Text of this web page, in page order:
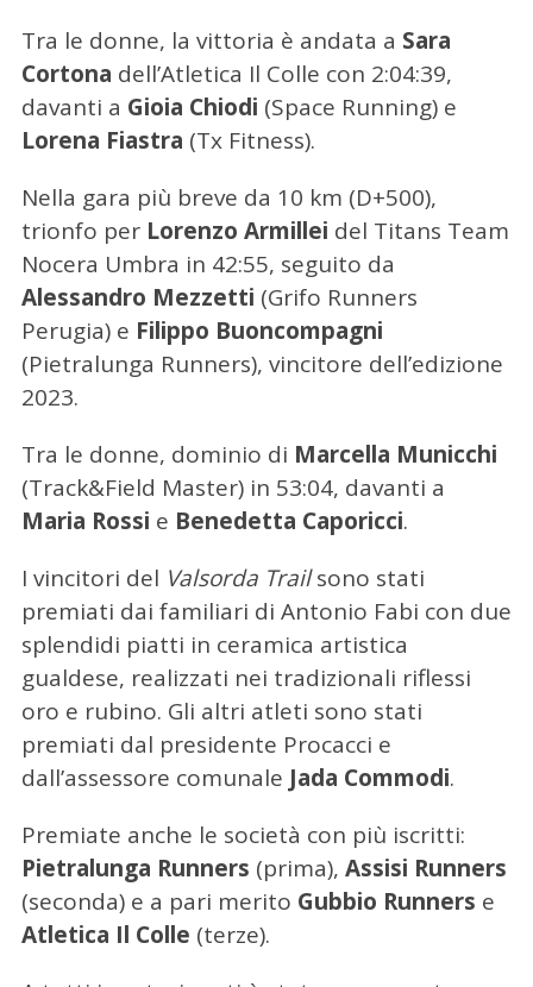
Tra le donne, la vittoria è andata a Sara
Cortona dell’Atletica Il Colle con 2:04:39,
davanti a Gioia Chiodi (Space Running) e
Lorena Fiastra (Tx Fitness).
Nella gara più breve da 10 km (D+500),
trionfo per Lorenzo Armillei del Titans Team
Nocera Umbra in 42:55, seguito da
Alessandro Mezzetti (Grifo Runners
Perugia) e Filippo Buoncompagni
(Pietralunga Runners), vincitore dell’edizione
2023.
Tra le donne, dominio di Marcella Municchi
(Track&Field Master) in 53:04, davanti a
Maria Rossi e Benedetta Caporicci.
I vincitori del Valsorda Trailsono stati
premiati dai familiari di Antonio Fabi con due
splendidi piatti in ceramica artistica
gualdese, realizzati nei tradizionali riflessi
oro e rubino. Gli altri atleti sono stati
premiati dal presidente Procacci e
dall’assessore comunale Jada Commodi.
Premiate anche le società con più iscritti:
Pietralunga Runners (prima), Assisi Runners
(seconda) e a pari merito Gubbio Runners e
Atletica Il Colle (terze).
e
c
a
p
e